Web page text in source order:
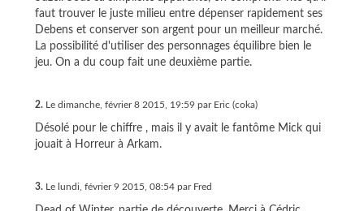
faut trouver le juste milieu entre dépenser rapidement ses
Debens et conserver son argent pour un meilleur marché.
La possibilité d'utiliser des personnages équilibre bien le
jeu. On a du coup fait une deuxième partie.
2.Le dimanche, février 8 2015, 19:59 par Eric (coka)
Désolé pour le chiffre , mais il y avait le fantôme Mick qui
jouait à Horreur à Arkam.
3.Le lundi, février 9 2015, 08:54 par Fred